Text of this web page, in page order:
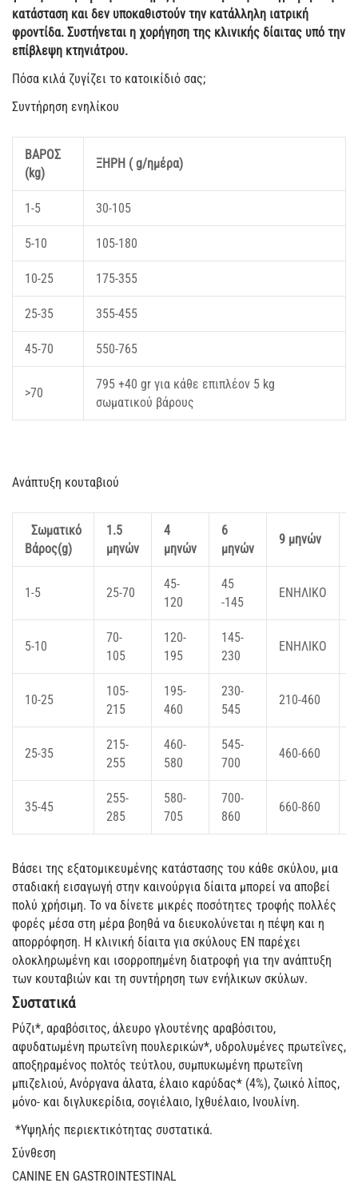
κατάσταση και δεν υποκαθιστούν την κατάλληλη ιατρική
φροντίδα. Συστήνεται η χορήγηση της κλινικής δίαιτας υπό την
επίβλεψη κτηνιάτρου.
Πόσα κιλά ζυγίζει το κατοικίδιό σας;
Συντήρηση ενηλίκου
ΒΑΡΟΣ
(kg)
ΞΗΡΗ ( g/ημέρα)
1-5 30-105
5-10 105-180
10-25 175-355
25-35 355-455
45-70 550-765
>70
795 +40 gr για κάθε επιπλέον 5 kg
σωματικού βάρους
Ανάπτυξη κουταβιού
Σωματικό
Βάρος(g)
1.5
μηνών
4
μηνών
6
μηνών
9 μηνών
1-5 25-70
45-
120
45
-145
ΕΝΗΛΙΚΟ
5-10
70-
105
120-
195
145-
230
ΕΝΗΛΙΚΟ
10-25
105-
215
195-
460
230-
545
210-460
25-35
215-
255
460-
580
545-
700
460-660
35-45
255-
285
580-
705
700-
860
660-860
Βάσει της εξατομικευμένης κατάστασης του κάθε σκύλου, μια
σταδιακή εισαγωγή στην καινούργια δίαιτα μπορεί να αποβεί
πολύ χρήσιμη. Το να δίνετε μικρές ποσότητες τροφής πολλές
φορές μέσα στη μέρα βοηθά να διευκολύνεται η πέψη και η
απορρόφηση. Η κλινική δίαιτα για σκύλους ΕΝ παρέχει
ολοκληρωμένη και ισορροπημένη διατροφή για την ανάπτυξη
των κουταβιών και τη συντήρηση των ενήλικων σκύλων.
Συστατικά
Ρύζι*, αραβόσιτος, άλευρο γλουτένης αραβόσιτου,
αφυδατωμένη πρωτεΐνη πουλερικών*, υδρολυμένες πρωτεΐνες,
αποξηραμένος πολτός τεύτλου, συμπυκωμένη πρωτεΐνη
μπιζελιού, Ανόργανα άλατα, έλαιο καρύδας* (4%), ζωικό λίπος,
μόνο- και διγλυκερίδια, σογιέλαιο, Ιχθυέλαιο, Ινουλίνη.
*Υψηλής περιεκτικότητας συστατικά.
Σύνθεση
CANINE EN GASTROINTESTINAL